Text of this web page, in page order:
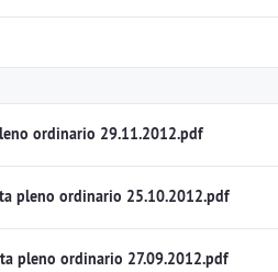
ordinario 29.11.2012.pdf
pleno ordinario 25.10.2012.pdf
pleno ordinario 27.09.2012.pdf